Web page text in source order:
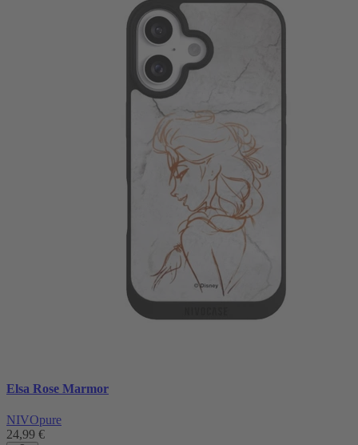
Elsa Rose Marmor
NIVOpure
24,99 €